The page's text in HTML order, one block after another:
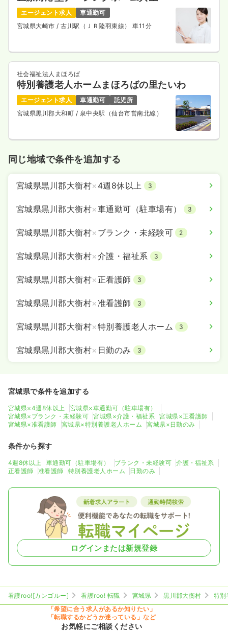
エージェント求人
車通勤可
宮城県大崎市/ 古川駅（ＪＲ陸羽東線） 車11分
社会福祉法人まほろば
特別養護老人ホームまほろばの里たいわ
エージェント求人 車通勤可
託児所
宮城県黒川郡大和町 / 泉中央駅（仙台市営南北線）
同じ地域で条件を追加する
宮城県黒川郡大衡村× 4週8休以上 3
宮城県黒川郡大衡村×車通勤可（駐車場有） 3
宮城県黒川郡大衡村× ブランク・未経験可 2
宮城県黒川郡大衡村×介護・福祉系 3
宮城県黒川郡大衡村× 正看護師 3
宮城県黒川郡大衡村×准看護師 3
宮城県黒川郡大衡村×特別養護老人ホーム 3
宮城県黒川郡大衡村× 日勤のみ 3
宮城県で条件を追加する
宮城県×4週8休以上
宮城県×車通勤可（駐車場有）
宮城県×ブランク・未経験可
宮城県×介護・福祉系
宮城県×正看護師
宮城県×准看護師
宮城県×特別養護老人ホーム 宮城県×日勤のみ
条件から探す
4週8休以上 車通勤可（駐車場有） ブランク・未経験可
介護・福祉系
正看護師
准看護師 特別養護老人ホーム 日勤のみ
ログインまたは新規登録
看護roo![カンゴルー] 看護roo! 転職 宮城県 黒川郡大衡村
特別
「希望に合う求人があるか知りたい」
「転職するかどうか迷っている」など
お気軽にご相談ください